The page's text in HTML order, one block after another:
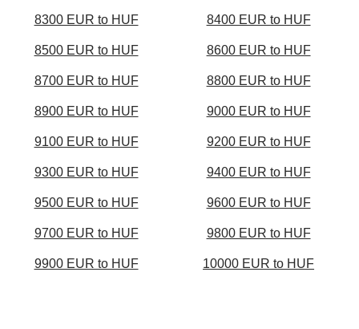
8300 EUR to HUF 8400 EUR to HUF
8500 EUR to HUF 8600 EUR to HUF
8700 EUR to HUF 8800 EUR to HUF
8900 EUR to HUF 9000 EUR to HUF
9100 EUR to HUF 9200 EUR to HUF
9300 EUR to HUF 9400 EUR to HUF
9500 EUR to HUF 9600 EUR to HUF
9700 EUR to HUF 9800 EUR to HUF
9900 EUR to HUF 10000 EUR to HUF